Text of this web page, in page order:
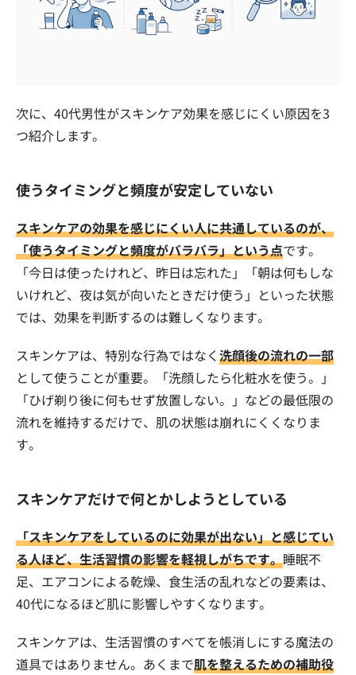
次に、40代男性がスキンケア効果を感じにくい原因を3
つ紹介します。
使うタイミングと頻度が安定していない
スキンケアの効果を感じにくい人に共通しているのが、
「使うタイミングと頻度がバラバラ」という点です。
「今日は使ったけれど、昨日は忘れた」「朝は何もしな
いけれど、夜は気が向いたときだけ使う」といった状態
では、効果を判断するのは難しくなります。
スキンケアは、特別な行為ではなく 洗顔後の流れの一部
として使うことが重要。「洗顔したら化粧水を使う。」
「ひげ剃り後に何もせず放置しない。」などの最低限の
流れを維持するだけで、肌の状態は崩れにくくなりま
す。
スキンケアだけで何とかしようとしている
「スキンケアをしているのに効果が出ない」と感じてい
る人ほど、生活習慣の影響を軽視しがちです。睡眠不
足、エアコンによる乾燥、食生活の乱れなどの要素は、
40代になるほど肌に影響しやすくなります。
スキンケアは、生活習慣のすべてを帳消しにする魔法の
道具ではありません。あくまで肌を整えるための補助役